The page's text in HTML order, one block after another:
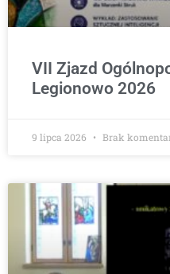
VII Zjazd
Legionowo 2026
9 lipca 2026 Brak